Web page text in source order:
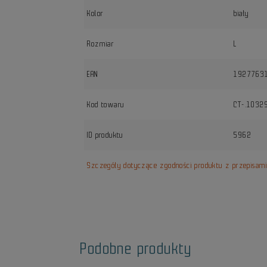
Kolor biały
Rozmiar L
EAN
Kod towaru CT-
ID produktu 5962
Szczegóły dotyczące zgodności produktu z przepisami
Podobne produkty